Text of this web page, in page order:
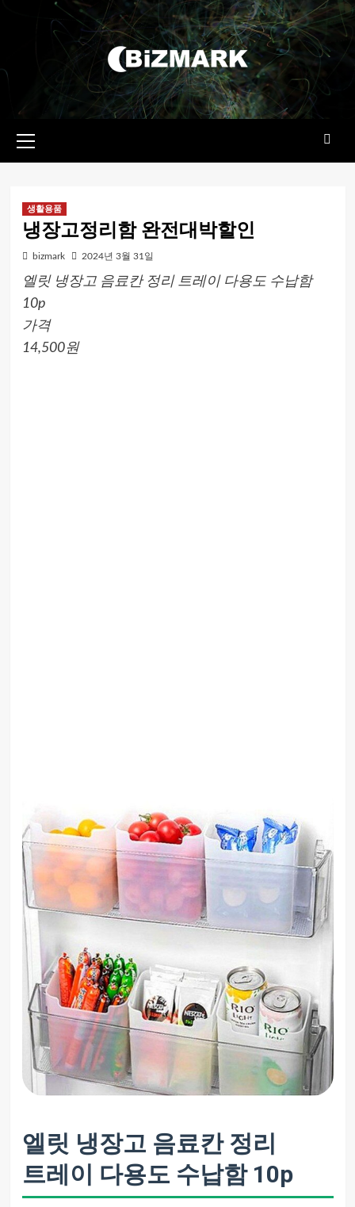
메뉴
생활용품
냉장고정리함 완전대박할인
bizmark 2024년 3월 31일
엘릿 냉장고 음료칸 정리 트레이 다용도 수납함
10p
가격
14,500원
엘릿 냉장고 음료칸 정리
트레이 다용도 수납함 10p